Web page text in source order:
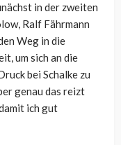
in der zweiten
Ralf Fährmann
Weg in die
um sich an die
bei Schalke zu
genau das reizt
ich gut